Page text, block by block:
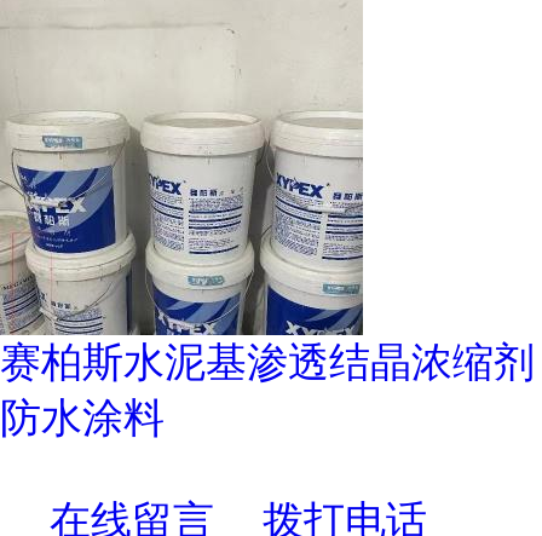
赛柏斯水泥基渗透结晶浓缩剂
防水涂料
在线留言 拨打电话